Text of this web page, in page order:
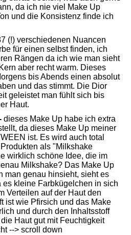
da ich nie viel Make Up
und die Konsistenz finde ich
(!) verschiedenen Nuancen
für einen selbst finden, ich
Rängen da ich wie man sieht
aber recht warm. Dieses
bis Abends einen absolut
und das stimmt. Die Dior
geleistet man fühlt sich bis
Haut.
dieses Make Up habe ich extra
da dieses Make Up meiner
ist. Es wird auch total
als "Milkshake
wirklich schöne Idee, die im
Milkshake? Das Make Up
man genau hinsieht, sieht es
kleine Farbkügelchen in sich
Verteilen auf der Haut den
ist wie Pfirsich und das Make
und durch den Inhaltsstoff
Haut gut mit Feuchtigkeit
--> scroll down